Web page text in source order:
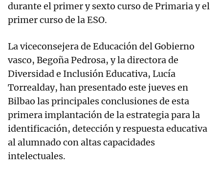
durante el primer y sexto curso de Primaria y el
primer curso de la ESO.
La viceconsejera de Educación del Gobierno
vasco, Begoña Pedrosa, y la directora de
Diversidad e Inclusión Educativa, Lucía
Torrealday, han presentado este jueves en
Bilbao las principales conclusiones de esta
primera implantación de la estrategia para la
identificación, detección y respuesta educativa
al alumnado con altas capacidades
intelectuales.